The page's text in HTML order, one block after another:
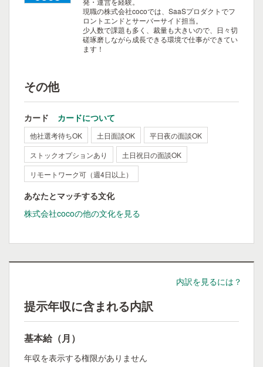
現職の株式会社cocoでは、SaaSプロダクトでフ
ロントエンドとサーバーサイド担当。
少人数で課題も多く、裁量も大きいので、日々切
磋琢磨しながら成長できる環境で仕事ができてい
ます！
その他
カード カードについて
他社選考待ちOK 土日面談OK
平日夜の面談OK
ストックオプションあり
土日祝日の面談OK
リモートワーク可（週4日以上）
あなたとマッチする文化
株式会社cocoの他の文化を見る
内訳を見るには？
提示年収に含まれる内訳
基本給（月）
年収を表示する権限がありません